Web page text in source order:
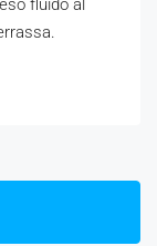
fluido al